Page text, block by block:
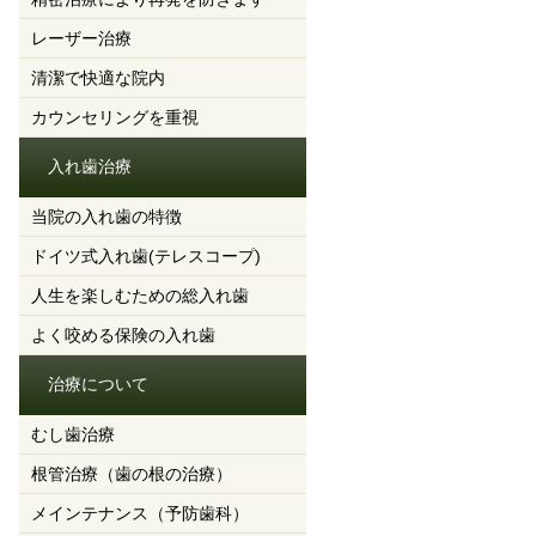
レーザー治療
清潔で快適な院内
カウンセリングを重視
入れ歯治療
当院の入れ歯の特徴
ドイツ式入れ歯(テレスコープ)
人生を楽しむための総入れ歯
よく咬める保険の入れ歯
治療について
むし歯治療
根管治療（歯の根の治療）
メインテナンス（予防歯科）